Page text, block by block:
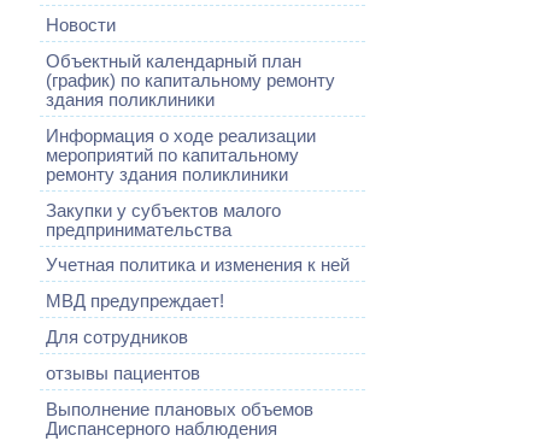
Новости
Объектный календарный план
(график) по капитальному ремонту
здания поликлиники
Информация о ходе реализации
мероприятий по капитальному
ремонту здания поликлиники
Закупки у субъектов малого
предпринимательства
Учетная политика и изменения к ней
МВД предупреждает!
Для сотрудников
отзывы пациентов
Выполнение плановых объемов
Диспансерного наблюдения